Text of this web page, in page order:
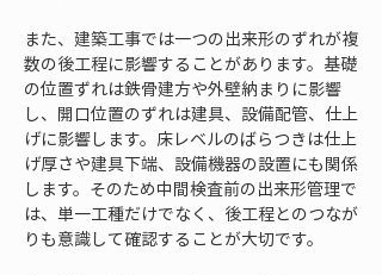
また、建築工事では一つの出来形のずれが複
数の後工程に影響することがあります。基礎
の位置ずれは鉄骨建方や外壁納まりに影響
し、開口位置のずれは建具、設備配管、仕上
げに影響します。床レベルのばらつきは仕上
げ厚さや建具下端、設備機器の設置にも関係
します。そのため中間検査前の出来形管理で
は、単一工種だけでなく、後工程とのつなが
りも意識して確認することが大切です。